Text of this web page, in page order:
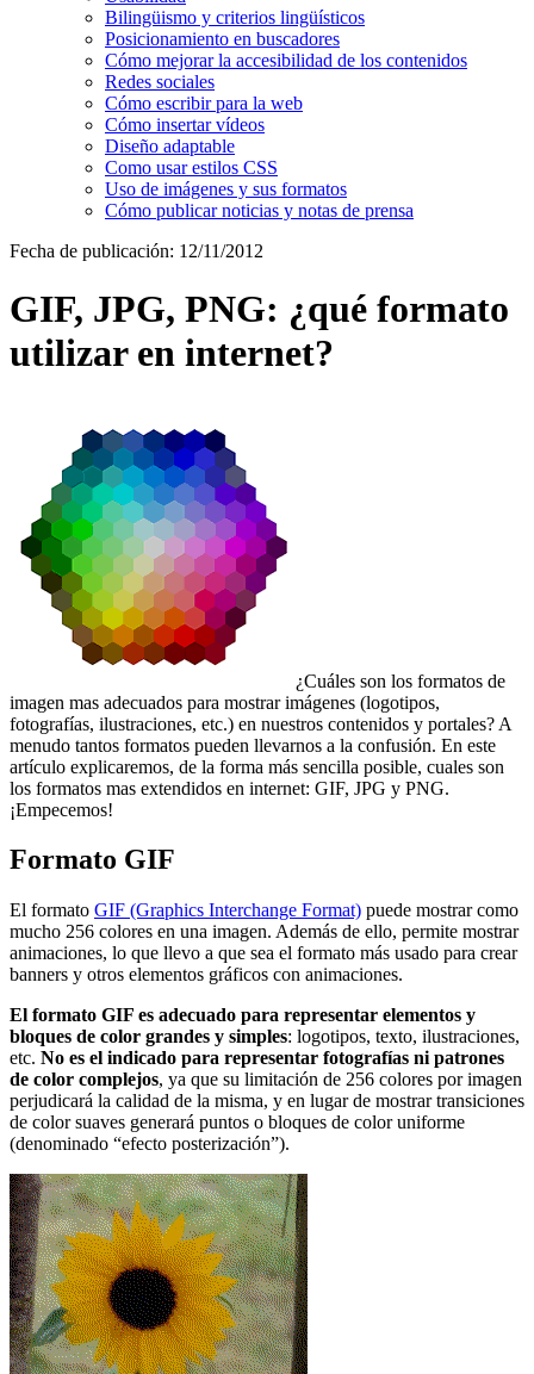
Bilingüismo y criterios lingüísticos
Posicionamiento en buscadores
Cómo mejorar la accesibilidad de los contenidos
Redes sociales
Cómo escribir para la web
Cómo insertar vídeos
Diseño adaptable
Como usar estilos CSS
Uso de imágenes y sus formatos
Cómo publicar noticias y notas de prensa
Fecha de publicación: 12/11/2012
GIF, JPG, PNG: ¿qué formato
utilizar en internet?
¿Cuáles son los formatos de
imagen mas adecuados para mostrar imágenes (logotipos,
fotografías, ilustraciones, etc.) en nuestros contenidos y portales? A
menudo tantos formatos pueden llevarnos a la confusión. En este
artículo explicaremos, de la forma más sencilla posible, cuales son
los formatos mas extendidos en internet: GIF, JPG y PNG.
¡Empecemos!
Formato GIF
El formato GIF (Graphics Interchange Format) puede mostrar como
mucho 256 colores en una imagen. Además de ello, permite mostrar
animaciones, lo que llevo a que sea el formato más usado para crear
banners y otros elementos gráficos con animaciones.
El formato GIF es adecuado para representar elementos y
bloques de color grandes y simples: logotipos, texto, ilustraciones,
etc. No es el indicado para representar fotografías ni patrones
de color complejos, ya que su limitación de 256 colores por imagen
perjudicará la calidad de la misma, y en lugar de mostrar transiciones
de color suaves generará puntos o bloques de color uniforme
(denominado “efecto posterización”).